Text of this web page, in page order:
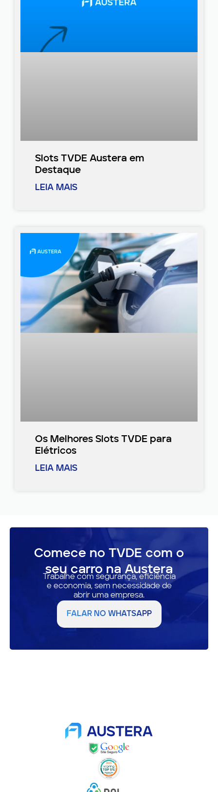
Slots TVDE Austera em
Destaque
LEIA MAIS
Os Melhores Slots TVDE para
Elétricos
LEIA MAIS
Comece no TVDE com o
seu carro na Austera
Trabalhe com segurança, eficiência
e economia, sem necessidade de
abrir uma empresa.
FALAR NO WHATSAPP